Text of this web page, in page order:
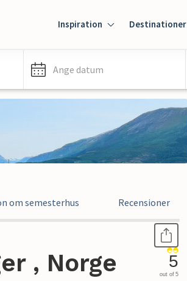
Inspiration Destinationer
Ange datum
om semesterhus Recensioner
, Norge 5
out of 5